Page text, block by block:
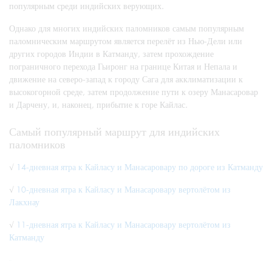
популярным среди индийских верующих.
Однако для многих индийских паломников самым популярным
паломническим маршрутом является перелёт из Нью-Дели или
других городов Индии в Катманду, затем прохождение
пограничного перехода Гьиронг на границе Китая и Непала и
движение на северо-запад к городу Сага для акклиматизации к
высокогорной среде, затем продолжение пути к озеру Манасаровар
и Дарчену, и, наконец, прибытие к горе Кайлас.
Самый популярный маршрут для индийских
паломников
√ 14-дневная ятра к Кайласу и Манасаровару по дороге из Катманду
√ 10-дневная ятра к Кайласу и Манасаровару вертолётом из
Лакхнау
√ 11-дневная ятра к Кайласу и Манасаровару вертолётом из
Катманду